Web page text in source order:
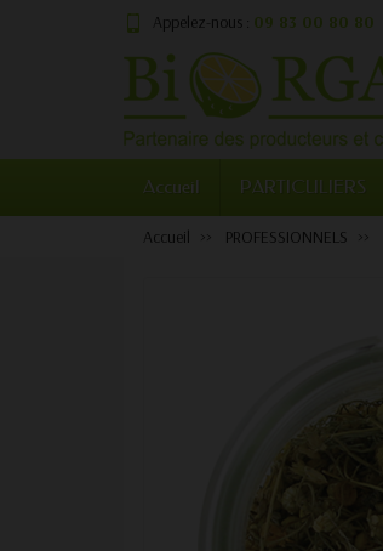
Appelez-nous : 09 83 00 80 80
Accueil PARTICULIERS
Accueil PROFESSIONNELS